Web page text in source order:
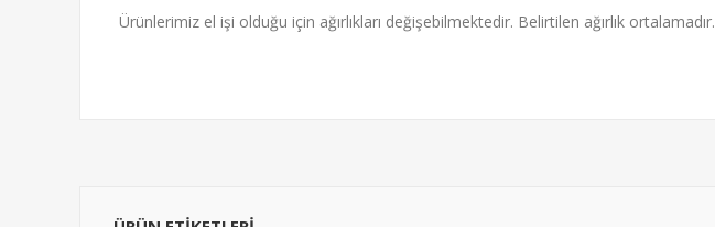
Ürünlerimiz el işi olduğu için ağırlıkları değişebilmektedir. Belirtilen ağırlık ortalamadır.
Mikron / ⌀ 2,5mm 925
Küçük Boy Gümüş Kilit